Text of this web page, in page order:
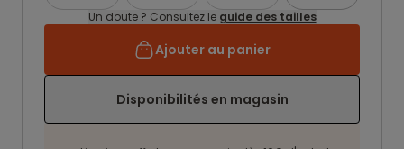
Un doute ? Consultez le guide des tailles
Ajouter au panier
Disponibilités en magasin